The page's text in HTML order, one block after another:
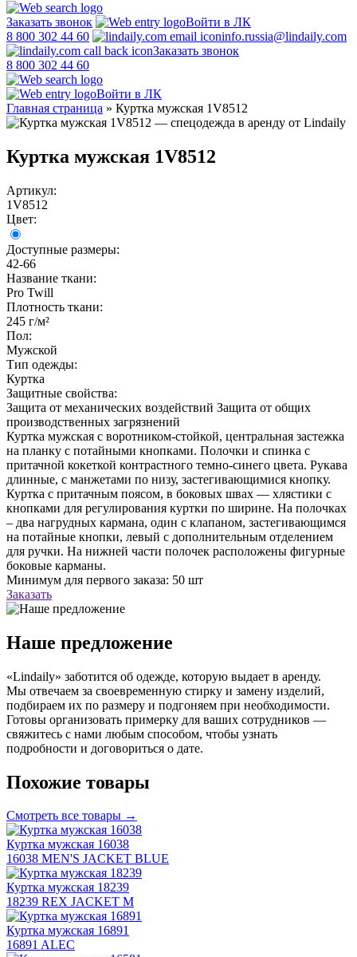
Заказать звонок
Войти в ЛК
8 800 302 44 60
info.russia@lindaily.com
Заказать звонок
8 800 302 44 60
Войти в ЛК
Главная страница » Куртка мужская 1V8512
Куртка мужская 1V8512
Артикул:
1V8512
Цвет:
Доступные размеры:
42-66
Название ткани:
Pro Twill
Плотность ткани:
245 г/м²
Пол:
Мужской
Тип одежды:
Куртка
Защитные свойства:
Защита от механических воздействий Защита от общих
производственных загрязнений
Куртка мужская с воротником-стойкой, центральная застежка
на планку с потайными кнопками. Полочки и спинка с
притачной кокеткой контрастного темно-синего цвета. Рукава
длинные, с манжетами по низу, застегивающимися кнопку.
Куртка с притачным поясом, в боковых швах — хлястики с
кнопками для регулирования куртки по ширине. На полочках
– два нагрудных кармана, один с клапаном, застегивающимся
на потайные кнопки, левый с дополнительным отделением
для ручки. На нижней части полочек расположены фигурные
боковые карманы.
Минимум для первого заказа: 50 шт
Заказать
Наше предложение
«Lindaily» заботится об одежде, которую выдает в аренду.
Мы отвечаем за своевременную стирку и замену изделий,
подбираем их по размеру и подгоняем при необходимости.
Готовы организовать примерку для ваших сотрудников —
свяжитесь с нами любым способом, чтобы узнать
подробности и договориться о дате.
Похожие товары
Смотреть все товары →
Куртка мужская 16038
16038 MEN'S JACKET BLUE
Куртка мужская 18239
18239 REX JACKET M
Куртка мужская 16891
16891 ALEC